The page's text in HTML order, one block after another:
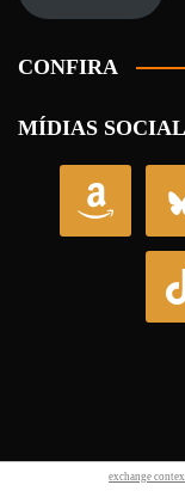
CONFIRA
MÍDIAS SOCIAL
exchange